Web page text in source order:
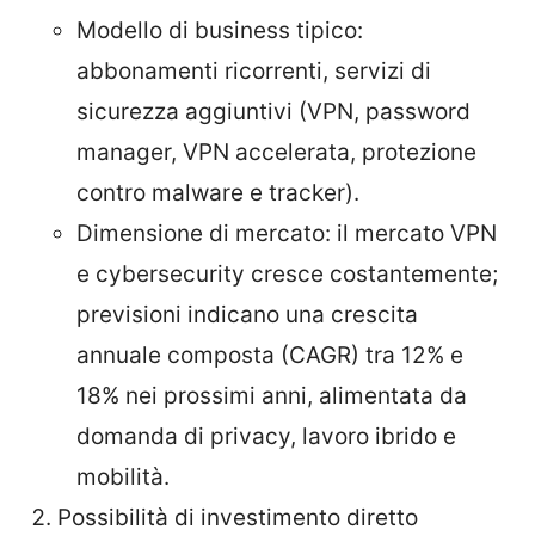
Modello di business tipico:
abbonamenti ricorrenti, servizi di
sicurezza aggiuntivi (VPN, password
manager, VPN accelerata, protezione
contro malware e tracker).
Dimensione di mercato: il mercato VPN
e cybersecurity cresce costantemente;
previsioni indicano una crescita
annuale composta (CAGR) tra 12% e
18% nei prossimi anni, alimentata da
domanda di privacy, lavoro ibrido e
mobilità.
Possibilità di investimento diretto